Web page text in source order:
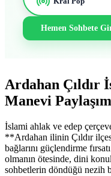
Hemen Sohbete
Ardahan Çıldır
Manevi
İslami ahlak ve edep
**Ardahan ilinin Çıldır
bağlarını güçlendirme
olmanın ötesinde, dini
sohbetlerin döndüğü nezih